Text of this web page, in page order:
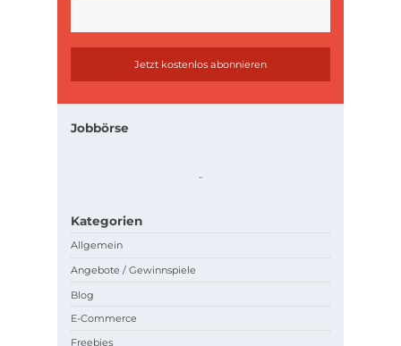
Jobbörse
..
Kategorien
Allgemein
Angebote / Gewinnspiele
Blog
E-Commerce
Freebies